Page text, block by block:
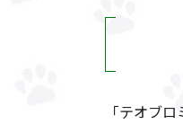
「テオブ